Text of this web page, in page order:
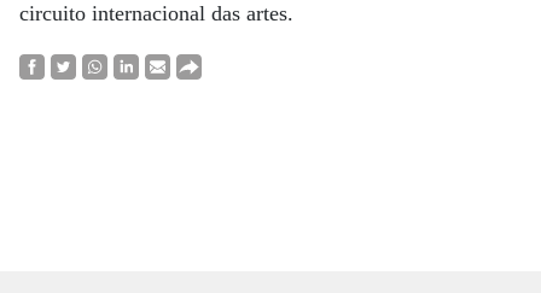
circuito internacional das artes.